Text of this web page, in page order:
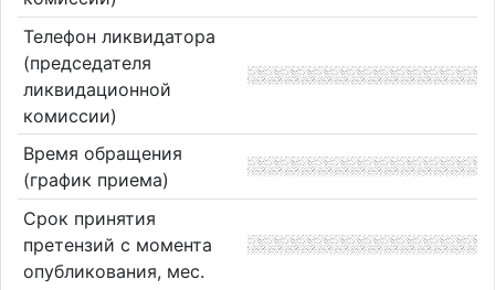
Телефон ликвидатора
(председателя
ликвидационной
комиссии)
Время обращения
(график приема)
Срок принятия
претензий с момента
опубликования, мес.